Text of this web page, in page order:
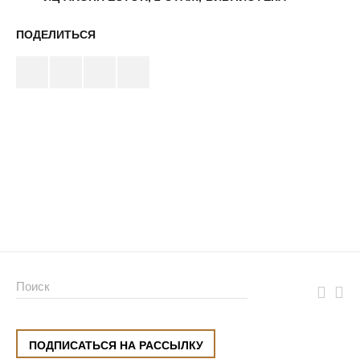
ПОДЕЛИТЬСЯ
ПОДПИСАТЬСЯ НА РАССЫЛКУ